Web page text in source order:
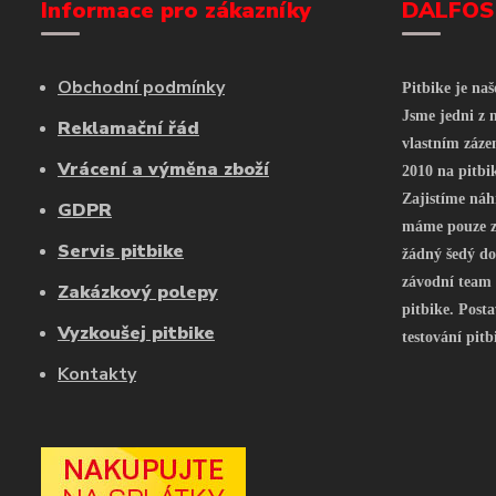
Informace pro zákazníky
Obchodní podmínky
Reklamační řád
Vrácení a výměna zboží
GDPR
Servis pitbike
Zakázkový polepy
Vyzkoušej pitbike
Kontakty
Pitbike je
Jsme jedni z
vlastním
2010 na
Zajistíme
máme pouze
žádný šedý
závodní
pitbike.
testování